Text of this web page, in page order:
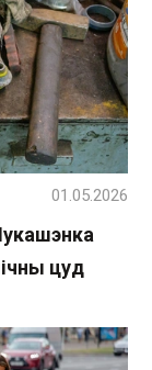
цуд
01.05.2026